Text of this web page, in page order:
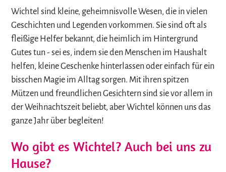
Wichtel sind kleine, geheimnisvolle Wesen, die in vielen
Geschichten und Legenden vorkommen. Sie sind oft als
fleißige Helfer bekannt, die heimlich im Hintergrund
Gutes tun - sei es, indem sie den Menschen im Haushalt
helfen, kleine Geschenke hinterlassen oder einfach für ein
bisschen Magie im Alltag sorgen. Mit ihren spitzen
Mützen und freundlichen Gesichtern sind sie vor allem in
der Weihnachtszeit beliebt, aber Wichtel können uns das
ganze Jahr über begleiten!
Wo gibt es Wichtel? Auch bei uns zu
Hause?